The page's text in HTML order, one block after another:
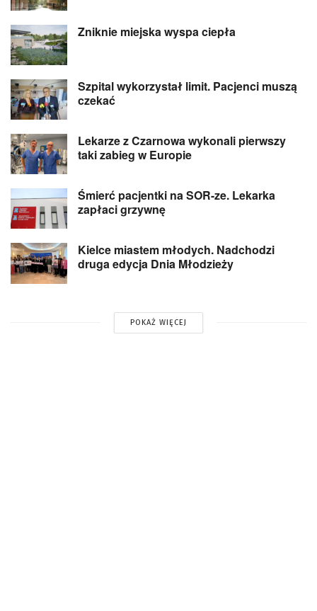
Zniknie miejska wyspa ciepła
Szpital wykorzystał limit. Pacjenci muszą
czekać
Lekarze z Czarnowa wykonali pierwszy
taki zabieg w Europie
Śmierć pacjentki na SOR-ze. Lekarka
zapłaci grzywnę
Kielce miastem młodych. Nadchodzi
druga edycja Dnia Młodzieży
POKAŻ WIĘCEJ